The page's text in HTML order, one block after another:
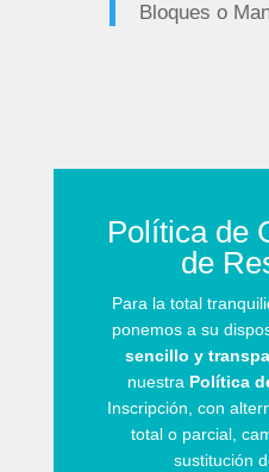
Bloques o
Política de
de
Para la total
ponemos a su
sencillo y
nuestra Política
Inscripción, con
total o parcial,
sustitución